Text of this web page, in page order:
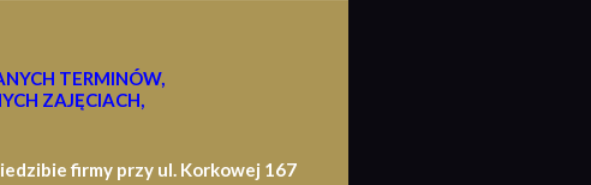
TERMINÓW,
ZAJĘCIACH,
firmy przy ul. Korkowej 167